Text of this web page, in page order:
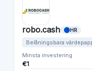
robo.cash HR
Belåningsbara
Minsta investering
€1